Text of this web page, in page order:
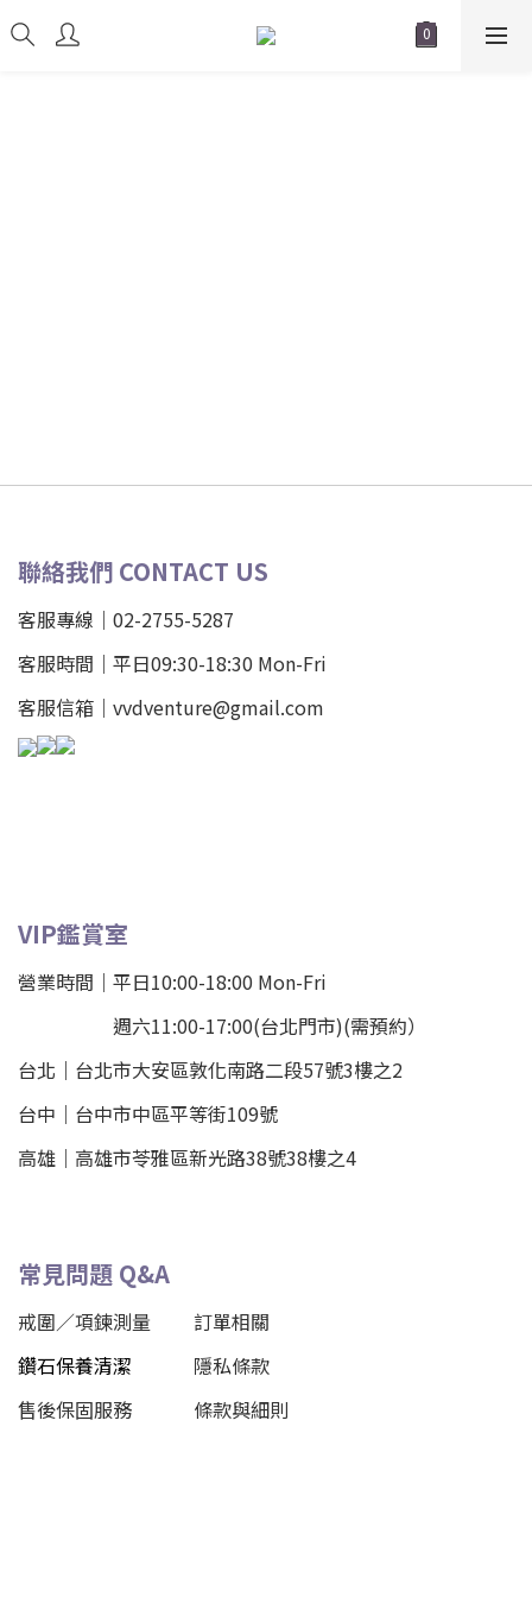
聯絡我們 CONTACT US
客服專線｜02-2755-5287
客服時間｜平日09:30-18:30 Mon-Fri
客服信箱｜vvdventure@gmail.com
VIP鑑賞室
營業時間｜平日10:00-18:00 Mon-Fri
週六11:00-17:00(台北門市)(需預約）
台北 ｜ 台北市大安區敦化南路二段57號3樓之2
台中｜ 台中市中區平等街109號
高雄｜ 高雄市苓雅區新光路38號38樓之4
常見問題 Q&A
戒圍／項鍊測量
訂單相關
鑽石保養清潔
隱私條款
售後保固服務
條款與細則